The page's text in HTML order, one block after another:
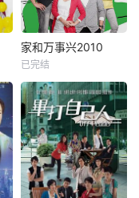
家和万事兴2010
已完结